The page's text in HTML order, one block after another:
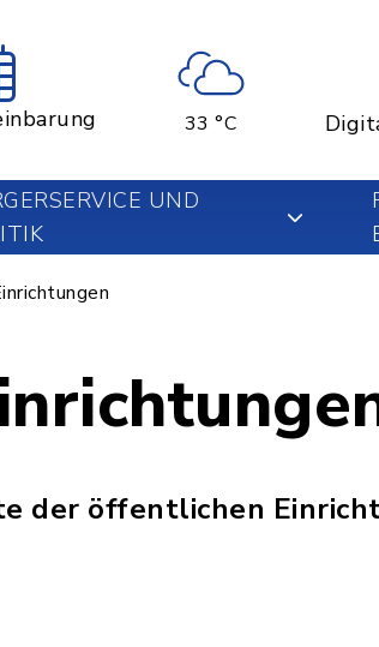
33 °C
UND
der öffentlichen